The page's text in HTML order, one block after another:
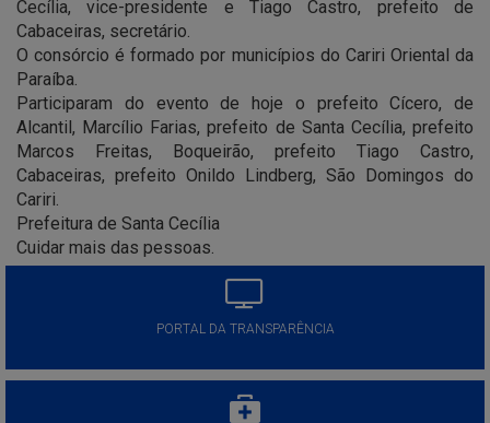
Cecília, vice-presidente e Tiago Castro, prefeito de
Cabaceiras, secretário.
O consórcio é formado por municípios do Cariri Oriental da
Paraíba.
Participaram do evento de hoje o prefeito Cícero, de
Alcantil, Marcílio Farias, prefeito de Santa Cecília, prefeito
Marcos Freitas, Boqueirão, prefeito Tiago Castro,
Cabaceiras, prefeito Onildo Lindberg, São Domingos do
Cariri.
Prefeitura de Santa Cecília
Cuidar mais das pessoas.
PORTAL DA TRANSPARÊNCIA